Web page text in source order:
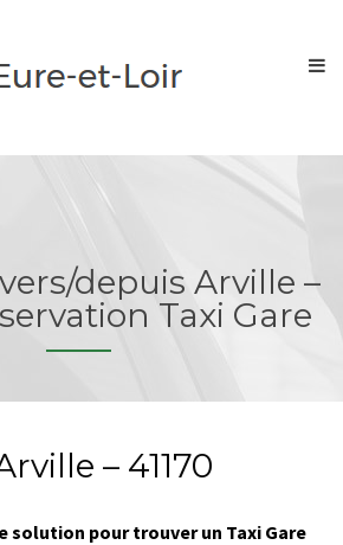
depuis Arville –
Taxi Gare
– 41170
solution pour trouver un Taxi Gare